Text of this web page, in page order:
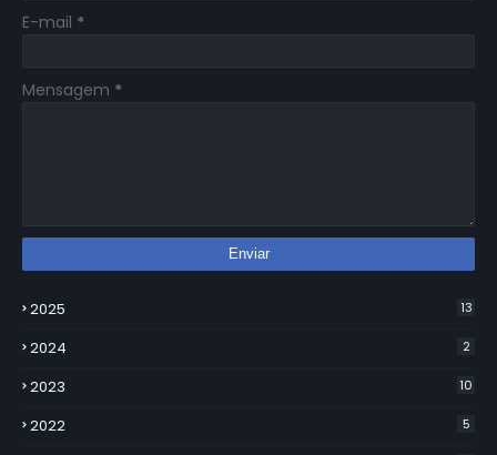
E-mail *
Mensagem *
2025 13
2024 2
2023 10
2022 5